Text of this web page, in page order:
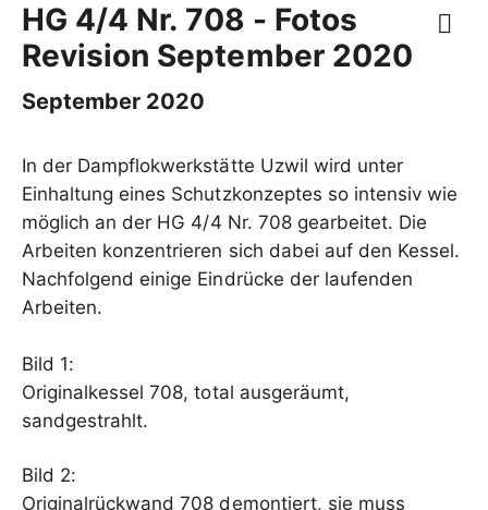
HG 4/4 Nr. 708 - Fotos
Revision September 2020
September 2020
In der Dampflokwerkstätte Uzwil wird unter
Einhaltung eines Schutzkonzeptes so intensiv wie
möglich an der HG 4/4 Nr. 708 gearbeitet. Die
Arbeiten konzentrieren sich dabei auf den Kessel.
Nachfolgend einige Eindrücke der laufenden
Arbeiten.
Bild 1:
Originalkessel 708, total ausgeräumt,
sandgestrahlt.
Bild 2:
Originalrückwand 708 demontiert, sie muss